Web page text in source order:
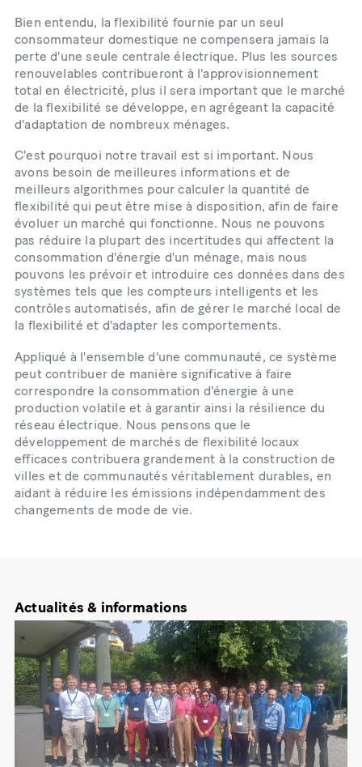
Bien entendu, la flexibilité fournie par un seul
consommateur domestique ne compensera jamais la
perte d'une seule centrale électrique. Plus les sources
renouvelables contribueront à l'approvisionnement
total en électricité, plus il sera important que le marché
de la flexibilité se développe, en agrégeant la capacité
d'adaptation de nombreux ménages.
C'est pourquoi notre travail est si important. Nous
avons besoin de meilleures informations et de
meilleurs algorithmes pour calculer la quantité de
flexibilité qui peut être mise à disposition, afin de faire
évoluer un marché qui fonctionne. Nous ne pouvons
pas réduire la plupart des incertitudes qui affectent la
consommation d'énergie d'un ménage, mais nous
pouvons les prévoir et introduire ces données dans des
systèmes tels que les compteurs intelligents et les
contrôles automatisés, afin de gérer le marché local de
la flexibilité et d'adapter les comportements.
Appliqué à l'ensemble d'une communauté, ce système
peut contribuer de manière significative à faire
correspondre la consommation d'énergie à une
production volatile et à garantir ainsi la résilience du
réseau électrique. Nous pensons que le
développement de marchés de flexibilité locaux
efficaces contribuera grandement à la construction de
villes et de communautés véritablement durables, en
aidant à réduire les émissions indépendamment des
changements de mode de vie.
Actualités & informations